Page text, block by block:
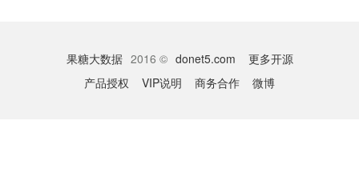
果糖大数据 2016 © donet5.com
更多开源
产品授权
VIP说明 商务合作 微博